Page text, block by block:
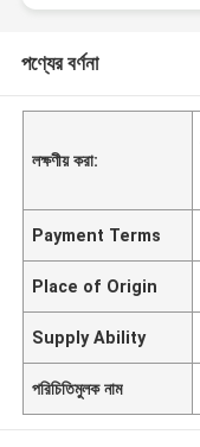
পণ্যের বর্ণনা
লক্ষণীয় করা:
Payment Terms
Place of Origin
Supply Ability
পরিচিতিমুলক নাম